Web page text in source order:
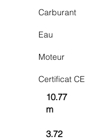
Carburant
Eau
Moteur
Certificat CE
10.77
m
3.72